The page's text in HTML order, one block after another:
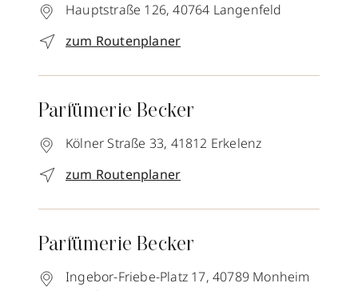
Hauptstraße 126, 40764 Langenfeld
zum Routenplaner
Parfümerie Becker
Kölner Straße 33, 41812 Erkelenz
zum Routenplaner
Parfümerie Becker
Ingebor-Friebe-Platz 17, 40789 Monheim